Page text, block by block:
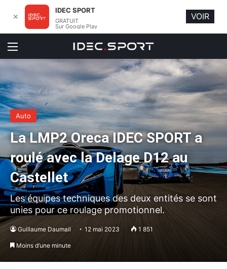
Menu
Auto
La LMP2 Oreca IDEC SPORT a
roulé avec la Delage D12 au
Castellet
Les équipes techniques des deux entités se sont
unies pour ce roulage promotionnel.
Guillaume Daumail 12 mai 2023 1 851
Moins d’une minute
✕
IDEC SPORT
GRATUIT
Sur Google Play
VOIR